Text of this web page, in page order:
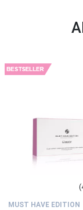
MUST HAVE EDITION